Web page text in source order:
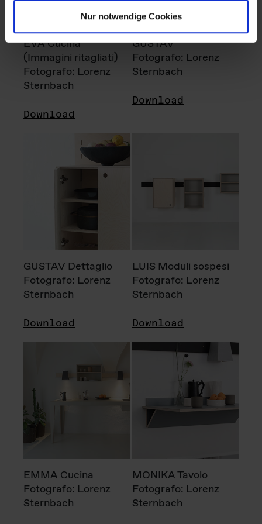
Nur notwendige Cookies
EVA Cucina
(Immagini ritagliati)
Fotografo: Lorenz
Sternbach
Download
GUSTAV
Fotografo: Lorenz
Sternbach
Download
GUSTAV Dettaglio
Fotografo: Lorenz
Sternbach
Download
LUIS Moduli sospesi
Fotografo: Lorenz
Sternbach
Download
EMMA Cucina
Fotografo: Lorenz
Sternbach
MONIKA Tavolo
Fotografo: Lorenz
Sternbach